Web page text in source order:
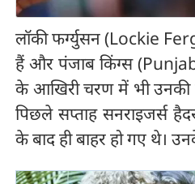
लॉकी फर्ग्युसन (Lockie
हैं और पंजाब किंग्स
के आखिरी चरण में भी उनकी
पिछले सप्ताह सनराइजर्स
के बाद ही बाहर हो गए थे।